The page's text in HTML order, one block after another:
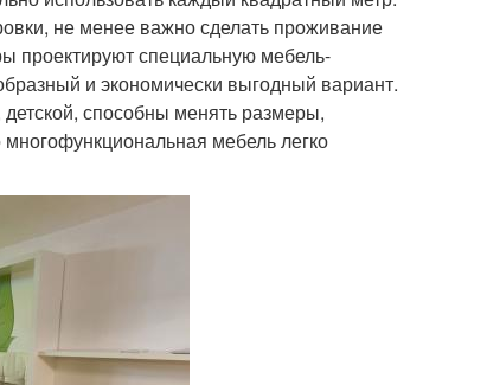
не менее важно сделать проживание
проектируют специальную мебель-
и экономически выгодный вариант.
способны менять размеры,
мебель легко